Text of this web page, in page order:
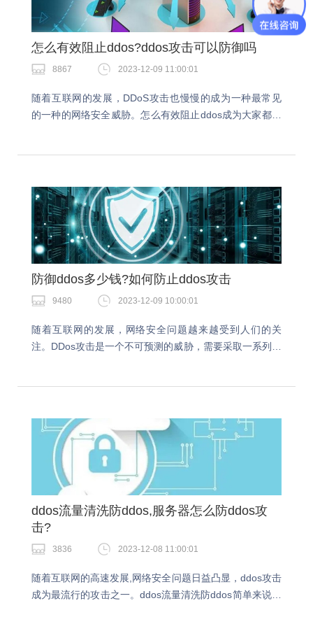
怎么有效阻止ddos?ddos攻击可以防御吗
8867 2023-12-09 11:00:01
随着互联网的发展，DDoS攻击也慢慢的成为一种最常见
的一种的网络安全威胁。怎么有效阻止ddos成为大家都在
防御ddos多少钱?如何防止ddos攻击
9480 2023-12-09 10:00:01
随着互联网的发展，网络安全问题越来越受到人们的关
注。DDos攻击是一个不可预测的威胁，需要采取一系列预
ddos流量清洗防ddos,服务器怎么防ddos攻
击?
3836 2023-12-08 11:00:01
随着互联网的高速发展,网络安全问题日益凸显，ddos攻击
成为最流行的攻击之一。ddos流量清洗防ddos简单来说就